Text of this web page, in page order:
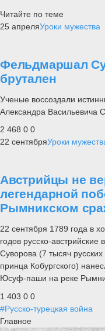
Читайте по теме
25 апреляУроки мужества
Фельдмаршал
брутален
Ученые воссоздали
Александра Васильевича
2 468 0 0
22 сентябряУроки
Австрийцы не
легендарной
Рымникском
22 сентября 1789 года в
годов русско-
Суворова (7 тысяч
принца Кобургского)
Юсуф-паши на реке
1 403 0 0
#Русско-турецкая война
Главное